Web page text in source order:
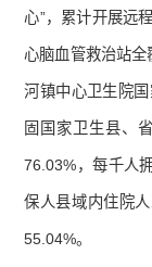
心”，累计开展远
心脑血管救治站全
河镇中心卫生院
固国家卫生县、
76.03%，每千人
保人县域内住院
55.04%。